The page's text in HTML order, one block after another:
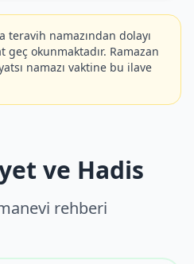
teravih namazından dolayı
geç okunmaktadır. Ramazan
namazı vaktine bu ilave
ve Hadis
rehberi